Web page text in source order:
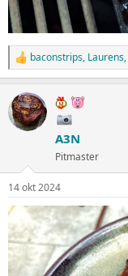
W
a
r
d
e
e
n
baconstrips, Laurens,
A3N
Pitmaster
14 okt 2024